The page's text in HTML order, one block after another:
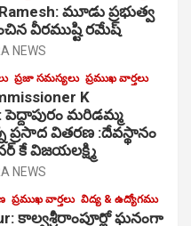
మూడు ప్రభుత్వ
వీరముష్టి రమేష్
NEWS
ప్రజా సమస్యలు ప్రముఖ వార్తలు
K
పెద్దాపురం మరిడమ్మ
ప్రసాద వితరణ :దేవస్థానం
కే విజయలక్ష్మి
NEWS
ప్రముఖ వార్తలు విద్య & ఉద్యోగము
కాల్వశ్రీరాంపూర్లో ఘనంగా